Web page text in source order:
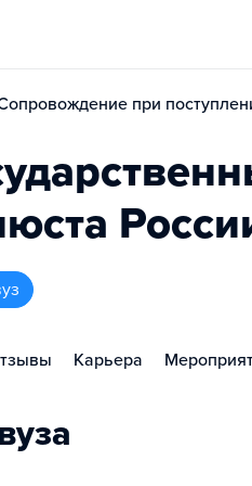
при
Карьера